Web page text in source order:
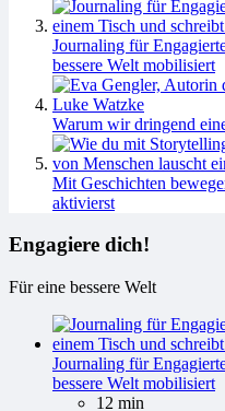
Journaling für
bessere Welt mobilisiert
Warum wir dringend
Mit Geschichten
aktivierst
Engagiere dich!
Für eine bessere Welt
Journaling für
bessere Welt mobilisiert
12 min